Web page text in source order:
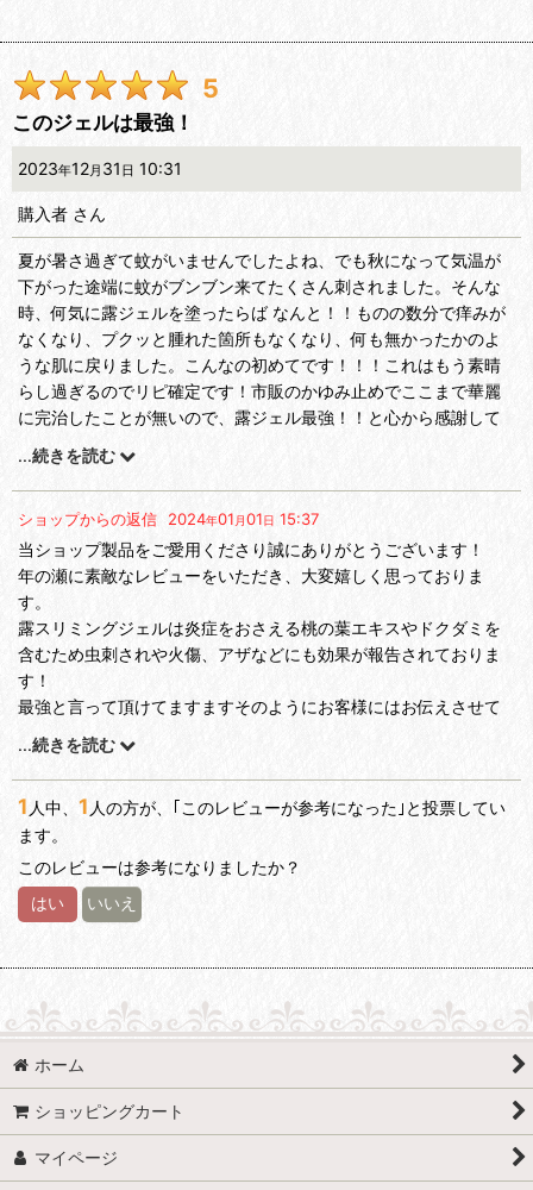
5
このジェルは最強！
2023年12月 31 日 10:31
購入者 さん
夏が暑さ過ぎて蚊がいませんでしたよね、でも秋になって気温が
下がった途端に蚊がブンブン来てたくさん刺されました。そんな
時、何気に露ジェルを塗ったらば なんと！！ものの数分で痒みが
なくなり、プクッと腫れた箇所もなくなり、何も無かったかのよ
うな肌に戻りました。こんなの初めてです！！！これはもう素晴
らし過ぎるのでリピ確定です！市販のかゆみ止めでここまで華麗
に完治したことが無いので、露ジェル最強！！と心から感謝して
おります。ありがとうございます！
...続きを読む
ショップからの返信 2024年01 月01日 15:37
当ショップ製品をご愛用くださり誠にありがとうございます！
年の瀬に素敵なレビューをいただき、大変嬉しく思っておりま
す。
露スリミングジェルは炎症をおさえる桃の葉エキスやドクダミを
含むため虫刺されや火傷、アザなどにも効果が報告されておりま
す！
最強と言って頂けてますますそのようにお客様にはお伝えさせて
頂きたいと思いました(^^)
ありがとうございます！！本年もどうぞよろしくお願いいたしま
す(^ ^)
...続きを読む
1 人中、 1 人の方が、｢このレビューが参考になった｣と投票してい
ます。
このレビューは参考になりましたか？
はい いいえ
ホーム
ショッピングカート
マイページ